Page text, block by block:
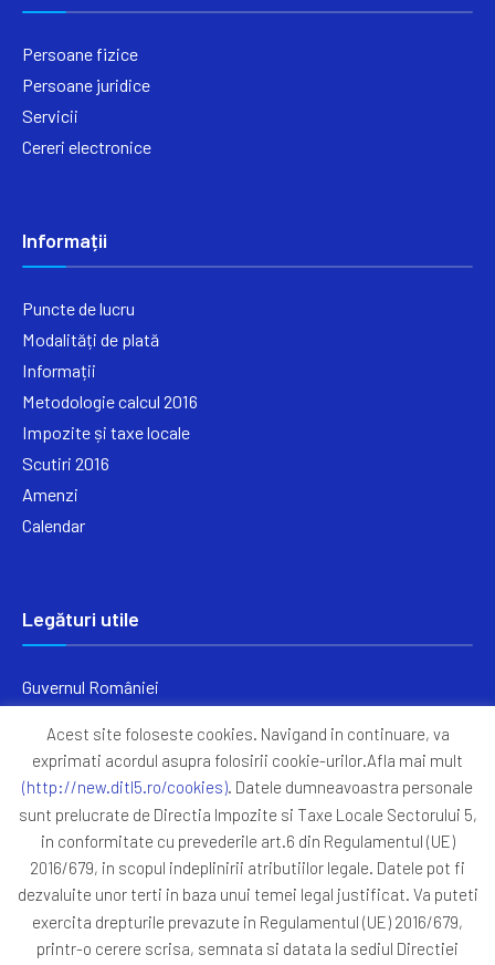
Persoane fizice
Persoane juridice
Servicii
Cereri electronice
Informații
Puncte de lucru
Modalități de plată
Informații
Metodologie calcul 2016
Impozite și taxe locale
Scutiri 2016
Amenzi
Calendar
Legături utile
Guvernul României
Primăria Sectorul 5
ANAF
Protocoale
GDPR
Harta Site
Acest site foloseste cookies. Navigand in continuare, va
exprimati acordul asupra folosirii cookie-urilor.Afla mai mult
(http://new.ditl5.ro/cookies). Datele dumneavoastra personale
sunt prelucrate de Directia Impozite si Taxe Locale Sectorului 5,
in conformitate cu prevederile art.6 din Regulamentul (UE)
2016/679, in scopul indeplinirii atributiilor legale. Datele pot fi
dezvaluite unor terti in baza unui temei legal justificat. Va puteti
exercita drepturile prevazute in Regulamentul (UE) 2016/679,
printr-o cerere scrisa, semnata si datata la sediul Directiei